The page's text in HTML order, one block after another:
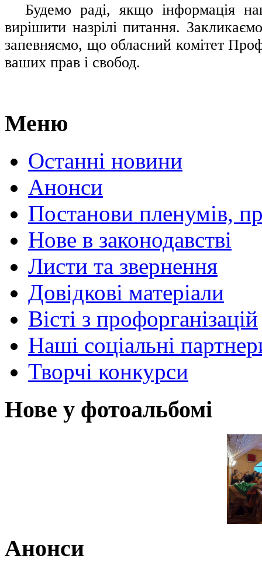
Будемо раді, якщо інформація
вирішити назрілі питання.
запевняємо, що обласний комітет
ваших прав і свобод.
Меню
Останні новини
Анонси
Постанови пленумів,
Нове в законодавстві
Листи та звернення
Довідкові матеріали
Вісті з профорганізацій
Наші соціальні
Творчі конкурси
Нове у фотоальбомі
Анонси